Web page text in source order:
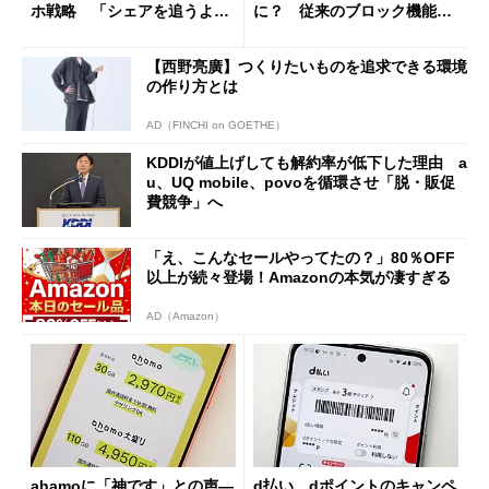
ホ戦略 「シェアを追うより
に？ 従来のブロック機能と
【西野亮廣】つくりたいものを追求できる環境
の作り方とは
AD（FINCHI on GOETHE）
KDDIが値上げしても解約率が低下した理由 a
u、UQ mobile、povoを循環させ「脱・販促
費競争」へ
「え、こんなセールやってたの？」80％OFF
以上が続々登場！Amazonの本気が凄すぎる
AD（Amazon）